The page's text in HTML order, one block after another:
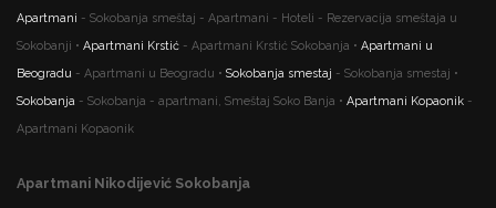
Apartmani - Sokobanja smeštaj - Apartmani - Hoteli - Rezervacija smeštaja u
Sokobanji • Apartmani Krstić - Apartmani Krstić Sokobanja • Apartmani u
Beogradu - Apartmani u Beogradu • Sokobanja smestaj - Sokobanja smestaj •
Sokobanja - Sokobanja - apartmani, Smeštaj Soko Banja • Apartmani Kopaonik -
Apartmani Kopaonik
Apartmani Nikodijević Sokobanja